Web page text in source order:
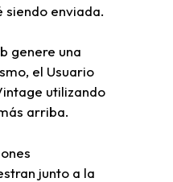
enviada.
genere una
el Usuario
utilizando
arriba.
junto a la